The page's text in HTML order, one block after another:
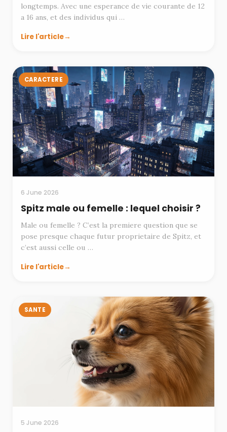
longtemps. Avec une esperance de vie courante de 12
a 16 ans, et des individus qui …
Lire l'article
CARACTERE
6 June 2026
Spitz male ou femelle : lequel choisir ?
Male ou femelle ? C’est la premiere question que se
pose presque chaque futur proprietaire de Spitz, et
c’est aussi celle ou …
Lire l'article
SANTE
5 June 2026